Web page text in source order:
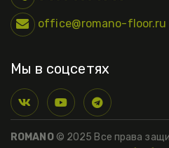
office@romano-floor.ru
Мы в соцсетях
ROMANO © 2025 Все права